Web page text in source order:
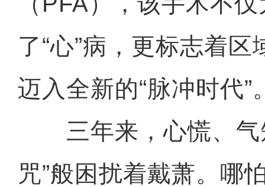
了“心”病，更标志着
迈入全新的“脉冲时代”
三年来，心慌、气
咒”般困扰着戴萧。哪